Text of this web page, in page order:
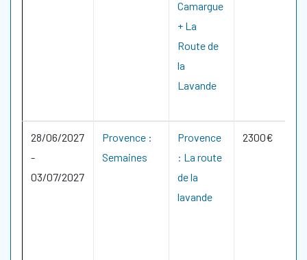
Camargue
+ La
Route de
la
Lavande
28/06/2027
-
03/07/2027
Provence :
Semaines
Provence
: La route
de la
lavande
2300€